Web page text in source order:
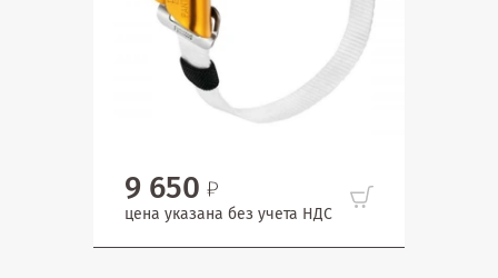
9 650
цена указана без учета НДС